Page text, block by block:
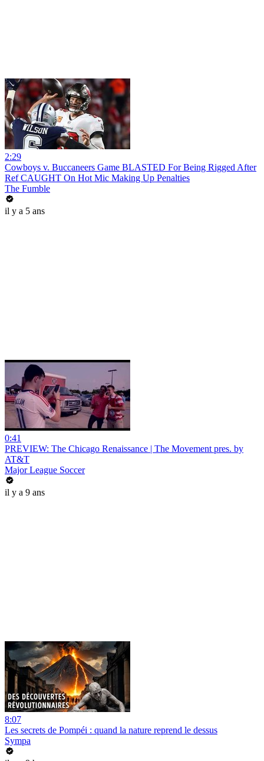
2:29
Cowboys v. Buccaneers Game BLASTED For Being Rigged After
Ref CAUGHT On Hot Mic Making Up Penalties
The Fumble
il y a 5 ans
0:41
PREVIEW: The Chicago Renaissance | The Movement pres. by
AT&T
Major League Soccer
il y a 9 ans
8:07
Les secrets de Pompéi : quand la nature reprend le dessus
Sympa